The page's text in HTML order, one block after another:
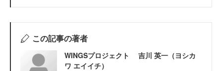
この記事の著者
WINGSプロジェクト 吉川 英一（ヨシカ
ワ エイイチ）